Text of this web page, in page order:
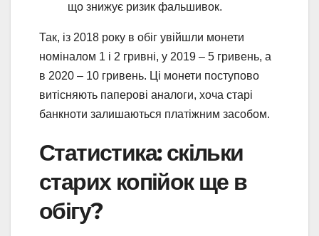
що знижує ризик фальшивок.
Так, із 2018 року в обіг увійшли монети
номіналом 1 і 2 гривні, у 2019 – 5 гривень, а
в 2020 – 10 гривень. Ці монети поступово
витісняють паперові аналоги, хоча старі
банкноти залишаються платіжним засобом.
Статистика: скільки
старих копійок ще в
обігу?